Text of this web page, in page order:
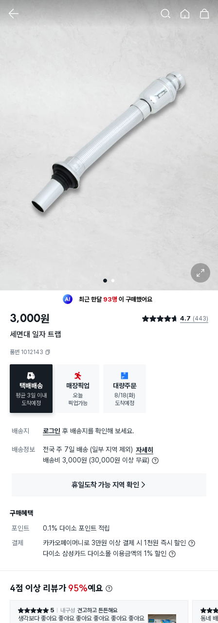
1 2
확대 보기
최근 한달 93명 이 구매했어요
구매했어요
3,000원 별점 4.7점 4.7 (443)
세면대 일자 트랩
품번 1012143
택배배송
평균 3일 이내
도착예정
매장픽업
오늘
픽업가능
대량주문
8/18(화)
도착예정
배송지 로그인 후 배송지를 확인해 보세요.
배송정보 전국 주 7일 배송 (일부 지역 제외) 자세히
배송비 3,000원 (30,000원 이상 무료)
휴일도착 가능 지역 확인
구매혜택
포인트
0.1% 다이소 포인트 적립
결제
카카오페이머니로 3만원 이상 결제 시 1천원 즉시 할인
다이소 삼성카드 다이소몰 이용금액의 1% 할인
4점 이상 리뷰가 95%예요
별점 5점 5 내구성 견고하고 튼튼해요
생각보다 좋아요 좋아요 좋아요 좋아요 좋아요 좋아요
별점 5
동네